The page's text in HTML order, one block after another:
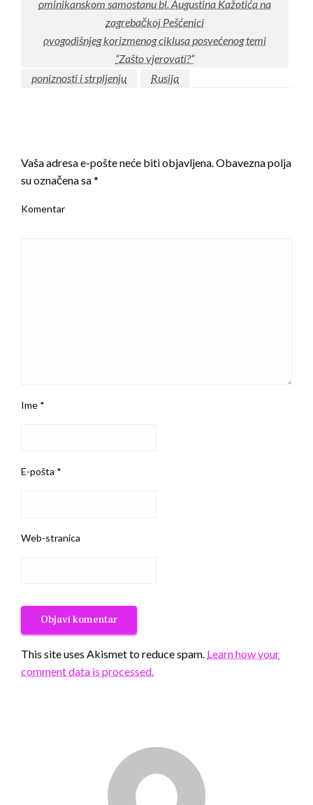
ominikanskom samostanu bl. Augustina Kažotića na
zagrebačkoj Pešćenici
ovogodišnjeg korizmenog ciklusa posvećenog temi
“Zašto vjerovati?”
poniznosti i strpljenju
Rusija
Vaša adresa e-pošte neće biti objavljena.Obavezna polja
su označena sa*
Komentar
Ime *
E-pošta *
Web-stranica
This site uses Akismet to reduce spam. Learn how your
comment data is processed.